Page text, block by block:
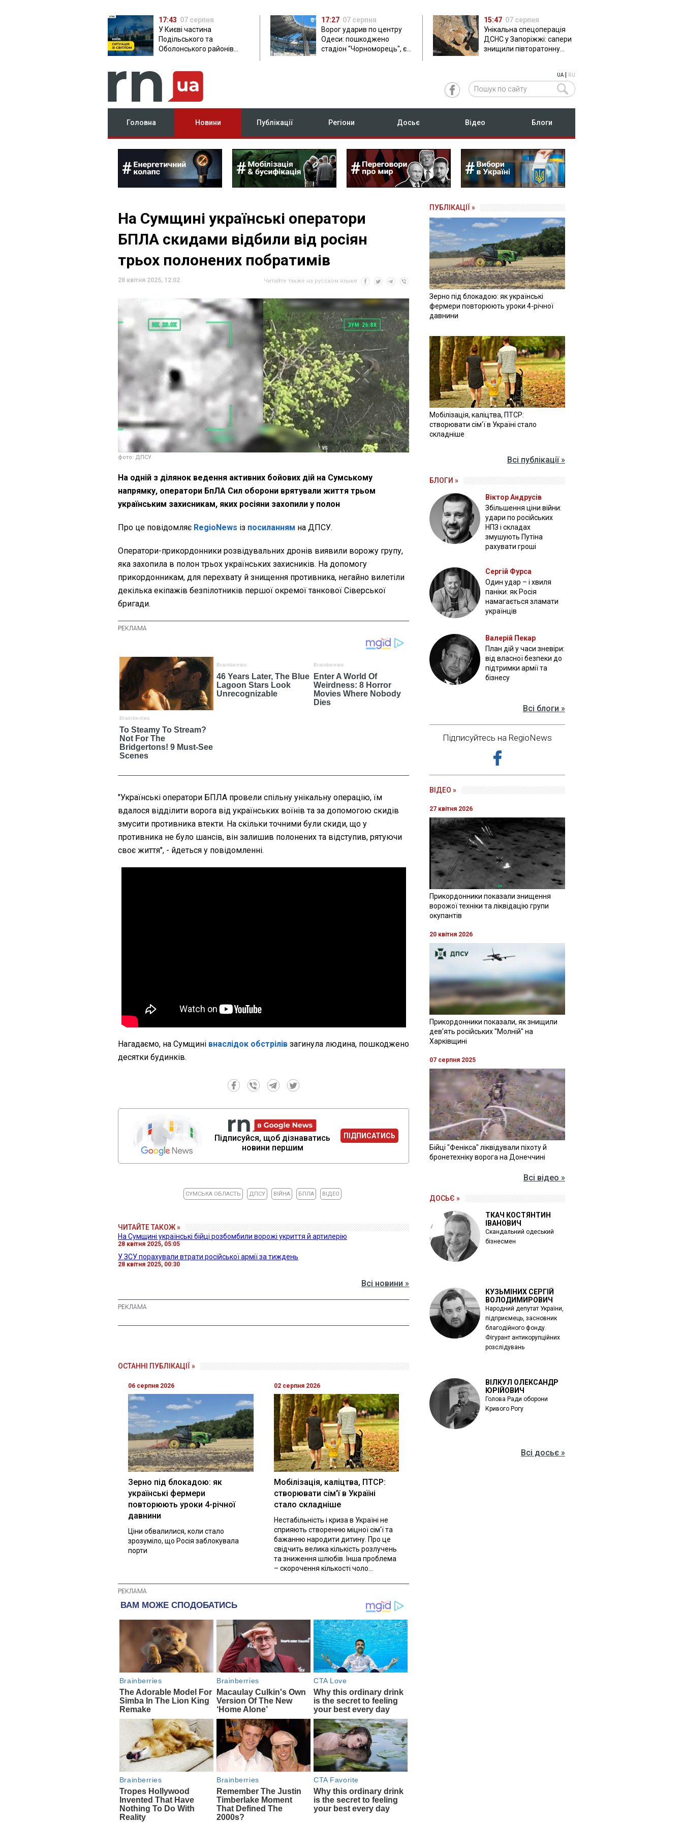
17:43 07 серпня
У Києві частина
Подільського та
Оболонського районів
17:27 07 серпня
Ворог ударив по центру
Одеси: пошкоджено
стадіон "Чорноморець", є
15:47 07 серпня
Унікальна спецоперація
ДСНС у Запоріжжі: сапери
знищили півторатонну
UA| RU
Головна Новини Публікації Регіони Досьє Відео Блоги
На Сумщині українські оператори
БПЛА скидами відбили від росіян
трьох полонених побратимів
28 квітня 2025, 12:02 Читайте также на русском языке
фото: ДПСУ
На одній з ділянок ведення активних бойових дій на Сумському
напрямку, оператори БпЛА Сил оборони врятували життя трьом
українським захисникам, яких росіяни захопили у полон
Про це повідомляє RegioNews із посиланням на ДПСУ.
Оператори-прикордонники розвідувальних дронів виявили ворожу групу,
яка захопила в полон трьох українських захисників. На допомогу
прикордонникам, для перехвату й знищення противника, негайно вилетіли
декілька екіпажів безпілотників першої окремої танкової Сіверської
бригади.
"Українські оператори БПЛА провели спільну унікальну операцію, їм
вдалося відділити ворога від українських воїнів та за допомогою скидів
змусити противника втекти. На скільки точними були скиди, що у
противника не було шансів, він залишив полонених та відступив, рятуючи
своє життя", - йдеться у повідомленні.
Нагадаємо, на Сумщині внаслідок обстрілів загинула людина, пошкоджено
десятки будинків.
Підписуйся, щоб дізнаватись
новини першим
ПІДПИСАТИСЬ
СУМСЬКА ОБЛАСТЬ ДПСУ ВІЙНА БПЛА ВІДЕО
ЧИТАЙТЕ ТАКОЖ »
На Сумщині українські бійці розбомбили ворожі укриття й артилерію
28 квітня 2025, 05:05
У ЗСУ порахували втрати російської армії за тиждень
28 квітня 2025, 00:30
Всі новини »
ОСТАННІ ПУБЛІКАЦІЇ »
06 серпня 2026
Зерно під блокадою: як
українські фермери
повторюють уроки 4-річної
давнини
Ціни обвалилися, коли стало
зрозуміло, що Росія заблокувала
порти
02 серпня 2026
Мобілізація, каліцтва, ПТСР:
створювати сім'ї в Україні
стало складніше
Нестабільність і криза в Україні не
сприяють створенню міцної сім'ї та
бажанню народити дитину. Про це
свідчить велика кількість розлучень
та зниження шлюбів. Інша проблема
– скорочення кількості чоло...
ПУБЛІКАЦІЇ »
Зерно під блокадою: як українські
фермери повторюють уроки 4-річної
давнини
Мобілізація, каліцтва, ПТСР:
створювати сім'ї в Україні стало
складніше
Всі публікації »
БЛОГИ »
Віктор Андрусів
Збільшення ціни війни:
удари по російських
НПЗ і складах
змушують Путіна
рахувати гроші
Сергій Фурса
Один удар – і хвиля
паніки: як Росія
намагається зламати
українців
Валерій Пекар
План дій у часи зневіри:
від власної безпеки до
підтримки армії та
бізнесу
Всі блоги »
Підписуйтесь на RegioNews
ВІДЕО »
27 квітня 2026
Прикордонники показали знищення
ворожої техніки та ліквідацію групи
окупантів
20 квітня 2026
Прикордонники показали, як знищили
девʼять російських "Молній" на
Харківщині
07 серпня 2025
Бійці "Фенікса" ліквідували піхоту й
бронетехніку ворога на Донеччині
Всі відео »
ДОСЬЄ »
ТКАЧ КОСТЯНТИН
ІВАНОВИЧ
Скандальний одеський
бізнесмен
КУЗЬМІНИХ СЕРГІЙ
ВОЛОДИМИРОВИЧ
Народний депутат України,
підприємець, засновник
благодійного фонду.
Фігурант антикорупційних
розслідувань
ВІЛКУЛ ОЛЕКСАНДР
ЮРІЙОВИЧ
Голова Ради оборони
Кривого Рогу
Всі досьє »